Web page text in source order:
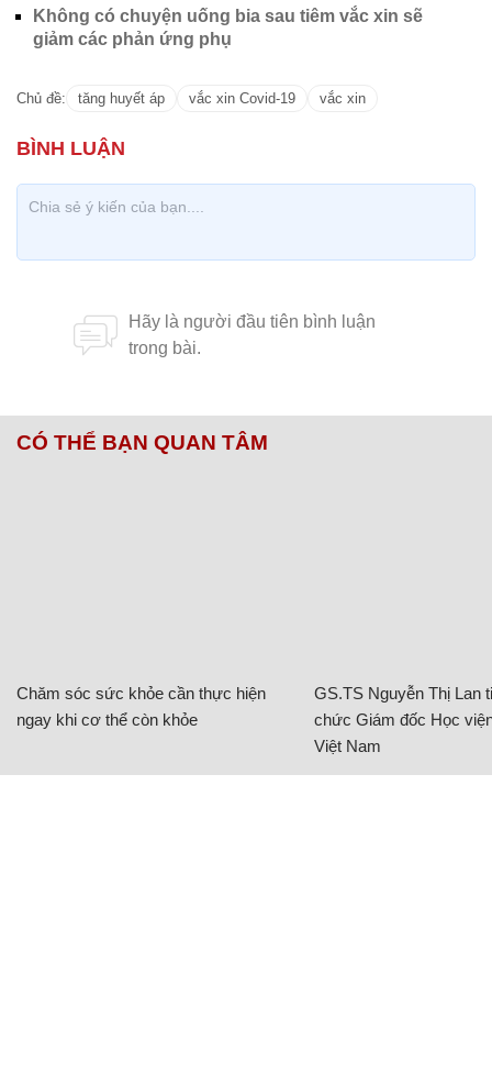
Không có chuyện uống bia sau tiêm vắc xin sẽ
giảm các phản ứng phụ
Chủ đề: tăng huyết áp vắc xin Covid-19 vắc xin
CÓ THỂ BẠN QUAN TÂM
Chăm sóc sức khỏe cần thực hiện
ngay khi cơ thể còn khỏe
GS.TS Nguyễn Thị Lan
chức Giám đốc Học
Việt Nam